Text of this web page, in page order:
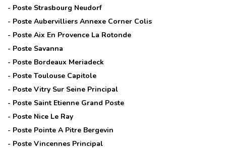
- Poste Strasbourg Neudorf
- Poste Aubervilliers Annexe Corner Colis
- Poste Aix En Provence La Rotonde
- Poste Savanna
- Poste Bordeaux Meriadeck
- Poste Toulouse Capitole
- Poste Vitry Sur Seine Principal
- Poste Saint Etienne Grand Poste
- Poste Nice Le Ray
- Poste Pointe A Pitre Bergevin
- Poste Vincennes Principal